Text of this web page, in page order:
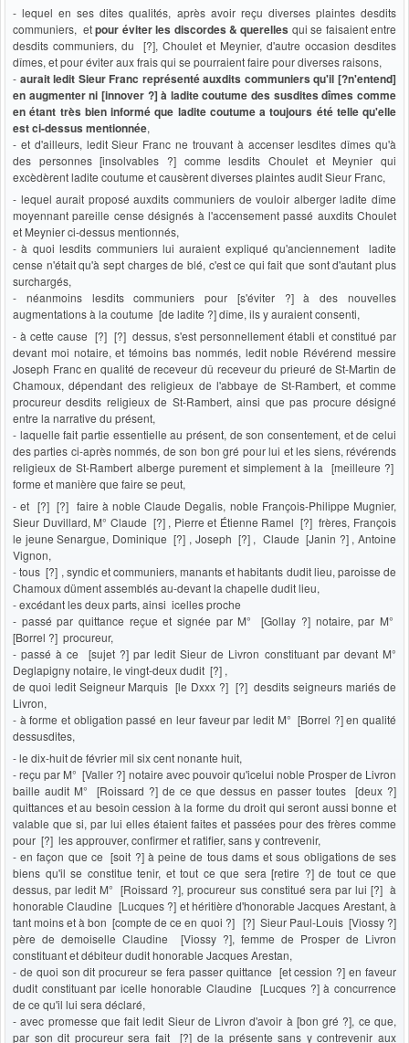
- lequel en ses dites qualités, après avoir reçu diverses plaintes desdits
communiers, etpour éviter les discordes & querelles qui se faisaient entre
desdits communiers, du [?], Choulet et Meynier, d'autre occasion desdites
dîmes, et pour éviter aux frais qui se pourraient faire pour diverses raisons,
- aurait ledit Sieur Franc représenté auxdits communiers qu'il [?n'entend]
en augmenter ni [innover ?] à ladite coutume des susdites dîmes comme
en étant très bien informé que ladite coutume a toujours été telle qu'elle
est ci-dessus mentionnée,
- et d'ailleurs, ledit Sieur Franc ne trouvant à accenser lesdites dîmes qu'à
des personnes [insolvables ?] comme lesdits Choulet et Meynier qui
excèdèrent ladite coutume et causèrent diverses plaintes audit Sieur Franc,
- lequel aurait proposé auxdits communiers de vouloir alberger ladite dîme
moyennant pareille cense désignés à l'accensement passé auxdits Choulet
et Meynier ci-dessus mentionnés,
- à quoi lesdits communiers lui auraient expliqué qu'anciennement ladite
cense n'était qu'à sept charges de blé, c'est ce qui fait que sont d'autant plus
surchargés,
- néanmoins lesdits communiers pour [s'éviter ?] à des nouvelles
augmentations à la coutume [de ladite ?] dîme, ils y auraient consenti,
- à cette cause [?] [?] dessus, s'est personnellement établi et constitué par
devant moi notaire, et témoins bas nommés, ledit noble Révérend messire
Joseph Franc en qualité de receveur dû receveur du prieuré de St-Martin de
Chamoux, dépendant des religieux de l'abbaye de St-Rambert, et comme
procureur desdits religieux de St-Rambert, ainsi que pas procure désigné
entre la narrative du présent,
- laquelle fait partie essentielle au présent, de son consentement, et de celui
des parties ci-après nommés, de son bon gré pour lui et les siens, révérends
religieux de St-Rambert alberge purement et simplement à la [meilleure ?]
forme et manière que faire se peut,
- et [?] [?] faire à noble Claude Degalis, noble François-Philippe Mugnier,
Sieur Duvillard, M° Claude [?] , Pierre et Étienne Ramel [?] frères, François
le jeune Senargue, Dominique [?] , Joseph [?] , Claude [Janin ?] , Antoine
Vignon,
- tous [?] , syndic et communiers, manants et habitants dudit lieu, paroisse de
Chamoux düment assemblés au-devant la chapelle dudit lieu,
- excédant les deux parts, ainsi icelles proche
- passé par quittance reçue et signée par M° [Gollay ?] notaire, par M°
[Borrel ?] procureur,
- passé à ce [sujet ?] par ledit Sieur de Livron constituant par devant M°
Deglapigny notaire, le vingt-deux dudit [?] ,
de quoi ledit Seigneur Marquis [le Dxxx ?] [?] desdits seigneurs mariés de
Livron,
- à forme et obligation passé en leur faveur par ledit M° [Borrel ?] en qualité
dessusdites,
- le dix-huit de février mil six cent nonante huit,
- reçu par M° [Valler ?] notaire avec pouvoir qu'icelui noble Prosper de Livron
baille audit M° [Roissard ?] de ce que dessus en passer toutes [deux ?]
quittances et au besoin cession à la forme du droit qui seront aussi bonne et
valable que si, par lui elles étaient faites et passées pour des frères comme
pour [?] les approuver, confirmer et ratifier, sans y contrevenir,
- en façon que ce [soit ?] à peine de tous dams et sous obligations de ses
biens qu'il se constitue tenir, et tout ce que sera [retire ?] de tout ce que
dessus, par ledit M° [Roissard ?], procureur sus constitué sera par lui [?] à
honorable Claudine [Lucques ?] et héritière d'honorable Jacques Arestant, à
tant moins et à bon [compte de ce en quoi ?] [?] Sieur Paul-Louis [Viossy ?]
père de demoiselle Claudine [Viossy ?], femme de Prosper de Livron
constituant et débiteur dudit honorable Jacques Arestan,
- de quoi son dit procureur se fera passer quittance [et cession ?] en faveur
dudit constituant par icelle honorable Claudine [Lucques ?] à concurrence
de ce qu'il lui sera déclaré,
- avec promesse que fait ledit Sieur de Livron d'avoir à [bon gré ?], ce que,
par son dit procureur sera fait [?] de la présente sans y contrevenir aux